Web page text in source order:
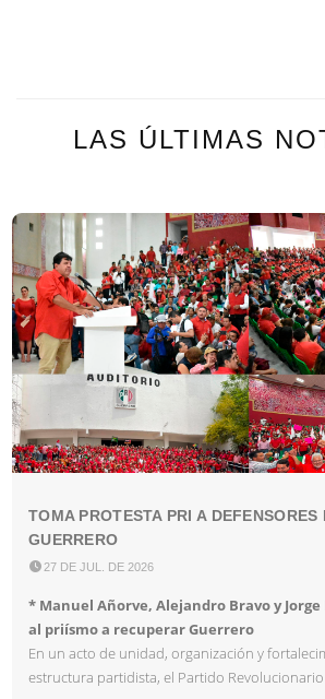
LAS ÚLTIMAS
TOMA PROTESTA PRI A DEFENSORES
GUERRERO
 27 DE JUL. DE 2026
* Manuel Añorve, Alejandro Bravo y
al priísmo a recuperar Guerrero
En un acto de unidad, organización y
estructura partidista, el Partido